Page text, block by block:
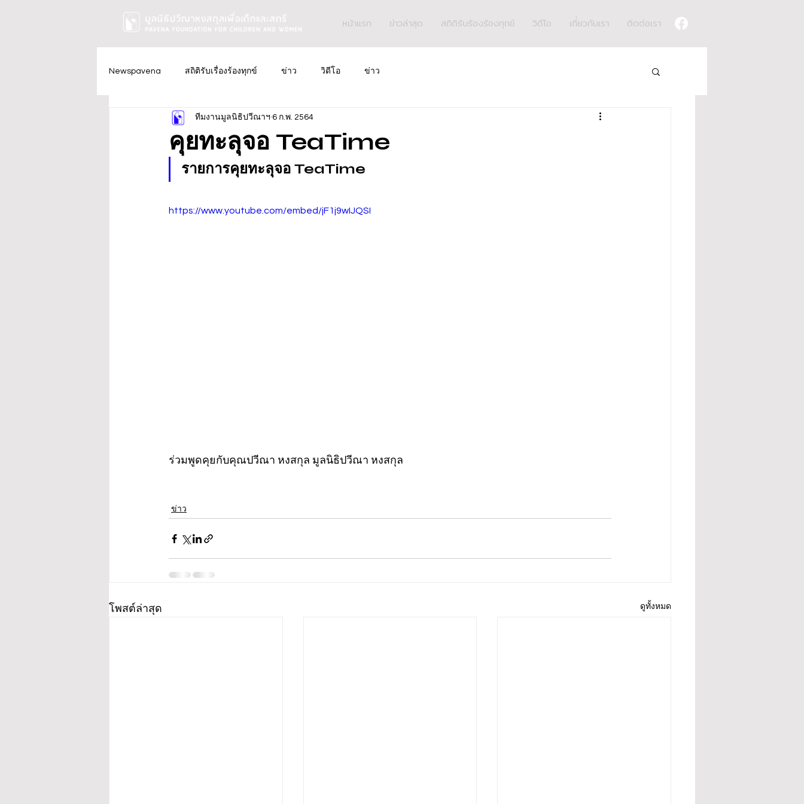
หน้าแรก ข่าวล่าสุด สถิติรับร้องร้องทุกข์ วิดีโอ เกี่ยวกับเรา ติดต่อเรา
Newspavena สถิติรับเรื่องร้องทุกข์ ข่าว วิดีโอ ข่าว
คุยทะลุจอ TeaTime
ทีมงานมูลนิธิปวีณาฯ 6 ก.พ. 2564
รายการคุยทะลุจอ TeaTime
https://www.youtube.com/embed/jF1j9wIJQSI
ร่วมพูดคุยกับคุณปวีณา หงสกุล มูลนิธิปวีณา หงสกุล
ข่าว
โพสต์ล่าสุด ดูทั้งหมด